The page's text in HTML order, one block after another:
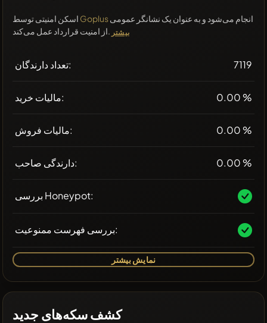
Goplus
از امنیت قرارداد عمل می‌کند. بیشتر
تعداد دارندگان: 7119
مالیات خرید: 0.00 %
مالیات فروش: 0.00 %
دارندگی صاحب: 0.00 %
بررسی Honeypot:
بررسی فهرست ممنوعیت:
نمایش بیشتر
کشف سکه‌های جدید